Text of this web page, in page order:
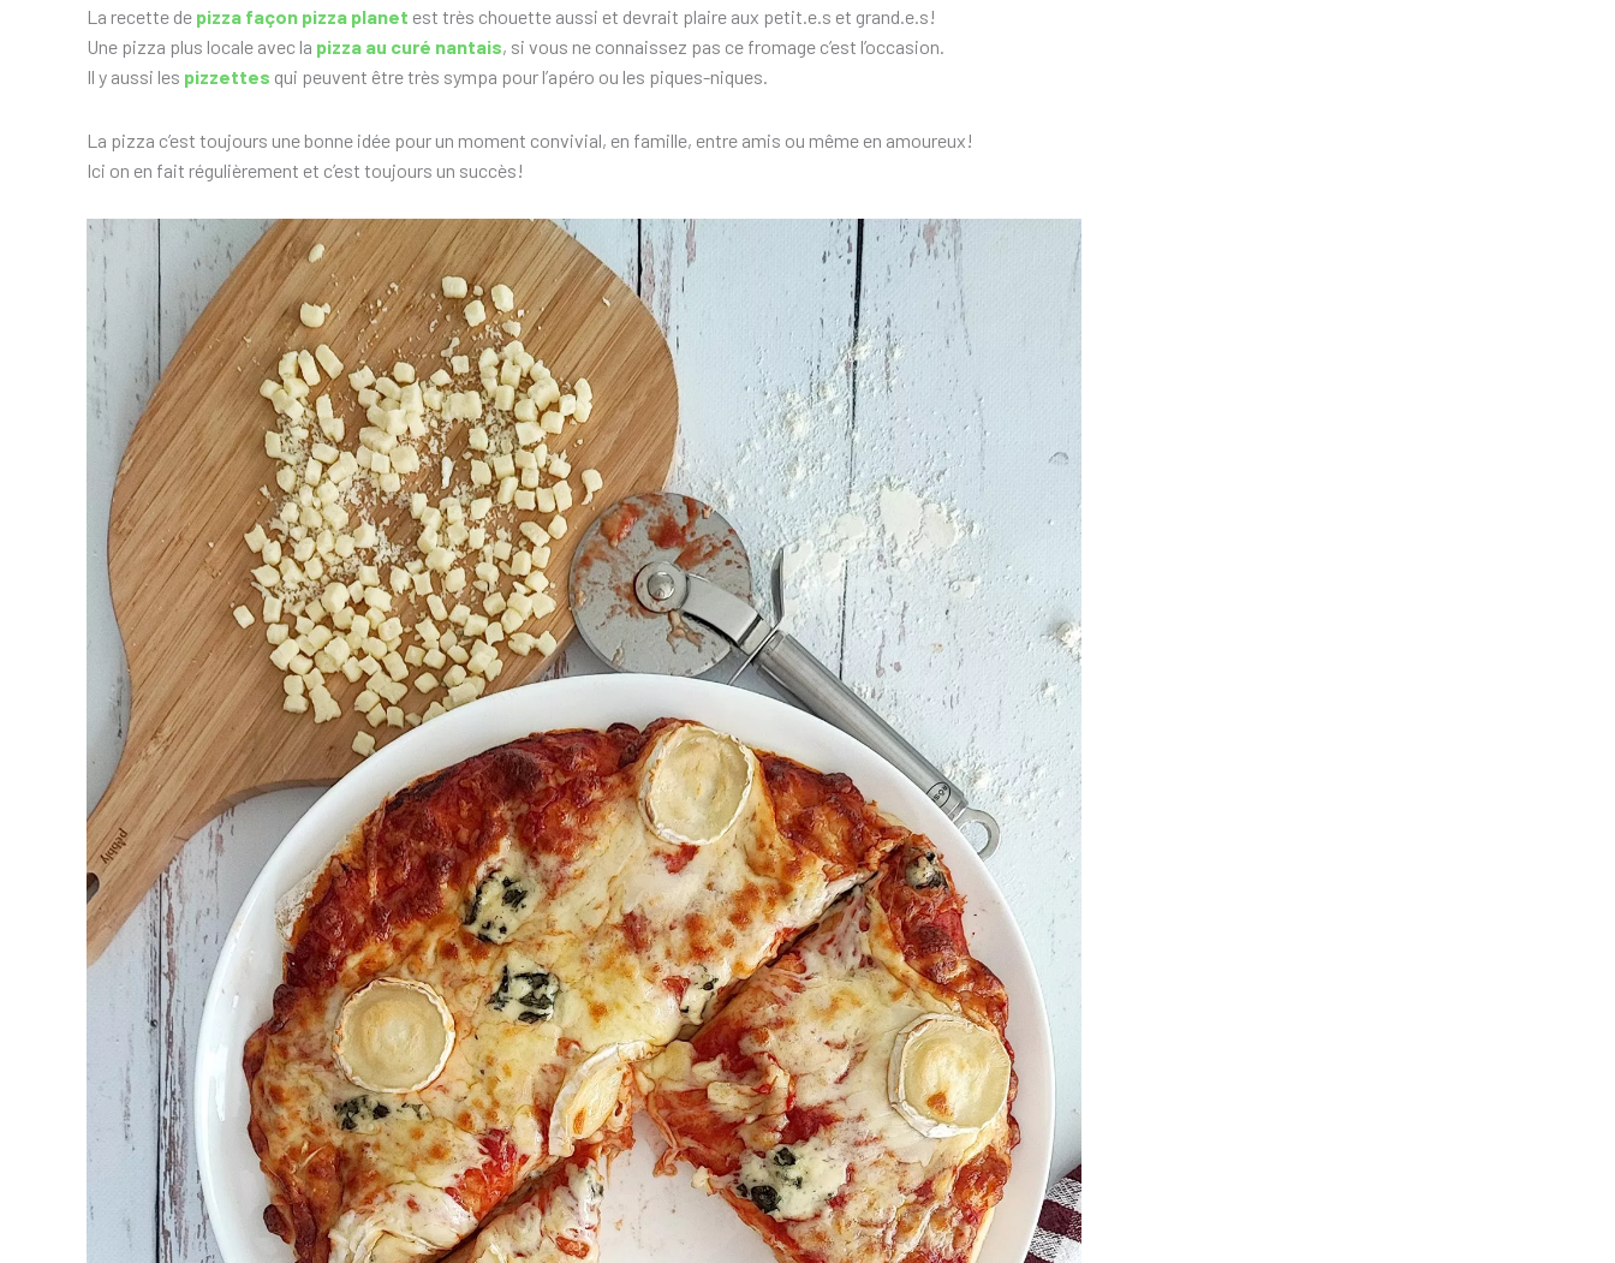
La recette de pizza façon pizza planet est très chouette aussi et devrait plaire aux petit.e.s et grand.e.s!
Une pizza plus locale avec la pizza au curé nantais, si vous ne connaissez pas ce fromage c’est l’occasion.
Il y aussi les pizzettes qui peuvent être très sympa pour l’apéro ou les piques-niques.
La pizza c’est toujours une bonne idée pour un moment convivial, en famille, entre amis ou même en amoureux!
Ici on en fait régulièrement et c’est toujours un succès!